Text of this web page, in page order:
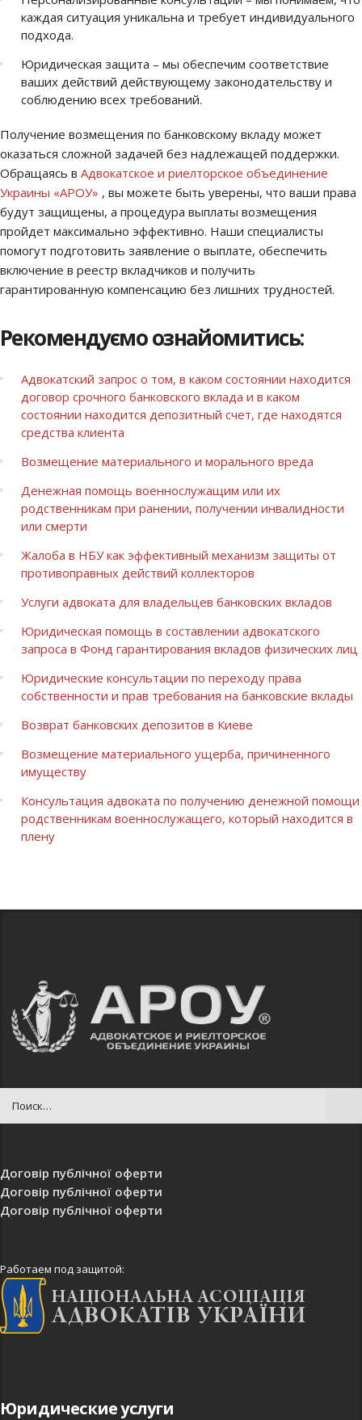
каждая ситуация уникальна и требует индивидуального
подхода.
Юридическая защита – мы обеспечим соответствие
ваших действий действующему законодательству и
соблюдению всех требований.
Получение возмещения по банковскому вкладу может
оказаться сложной задачей без надлежащей поддержки.
Обращаясь в Адвокатское и риелторское объединение
Украины «АРОУ» , вы можете быть уверены, что ваши права
будут защищены, а процедура выплаты возмещения
пройдет максимально эффективно. Наши специалисты
помогут подготовить заявление о выплате, обеспечить
включение в реестр вкладчиков и получить
гарантированную компенсацию без лишних трудностей.
Рекомендуємо ознайомитись:
Адвокатский запрос о том, в каком состоянии находится
договор срочного банковского вклада и в каком
состоянии находится депозитный счет, где находятся
средства клиента
Возмещение материального и морального вреда
Денежная помощь военнослужащим или их
родственникам при ранении, получении инвалидности
или смерти
Жалоба в НБУ как эффективный механизм защиты от
противоправных действий коллекторов
Услуги адвоката для владельцев банковских вкладов
Юридическая помощь в составлении адвокатского
запроса в Фонд гарантирования вкладов физических лиц
Юридические консультации по переходу права
собственности и прав требования на банковские вклады
Возврат банковских депозитов в Киеве
Возмещение материального ущерба, причиненного
имуществу
Консультация адвоката по получению денежной помощи
родственникам военнослужащего, который находится в
плену
Договір публічної оферти
Договір публічної оферти
Договір публічної оферти
Работаем под защитой:
Юридические услуги